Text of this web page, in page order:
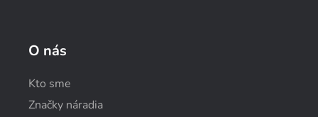
O nás
Kto sme
Značky náradia